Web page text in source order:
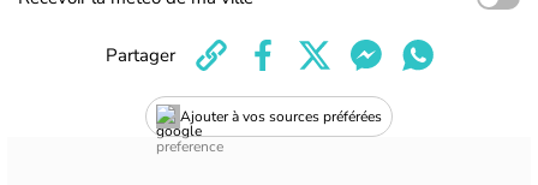
Ajouter à vos sources préférées
Partager